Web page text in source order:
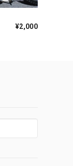
¥2,000